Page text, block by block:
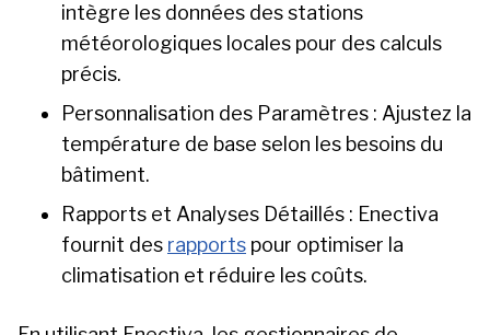
intègre les données des stations
météorologiques locales pour des calculs
précis.
Personnalisation des Paramètres : Ajustez la
température de base selon les besoins du
bâtiment.
Rapports et Analyses Détaillés : Enectiva
fournit des rapports pour optimiser la
climatisation et réduire les coûts.